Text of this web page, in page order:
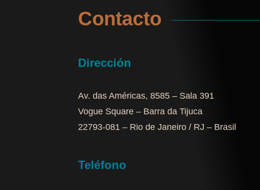
Contacto
Dirección
Av. das Américas, 8585 – Sala 391
Vogue Square – Barra da Tijuca
22793-081 – Rio de Janeiro / RJ – Brasil
Teléfono